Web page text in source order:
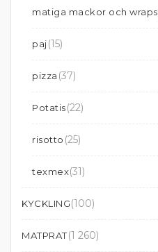
matiga mackor och wraps
paj(15)
pizza (37)
Potatis(22)
risotto (25)
texmex(31)
KYCKLING(100)
MATPRAT(1 260)